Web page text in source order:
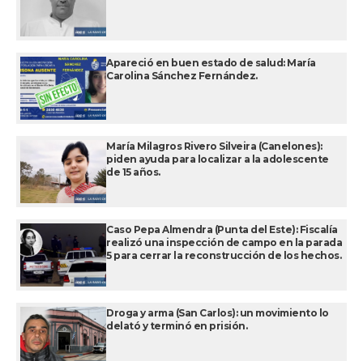
Apareció en buen estado de salud: María
Carolina Sánchez Fernández.
María Milagros Rivero Silveira (Canelones):
piden ayuda para localizar a la adolescente
de 15 años.
Caso Pepa Almendra (Punta del Este): Fiscalía
realizó una inspección de campo en la parada
5 para cerrar la reconstrucción de los hechos.
Droga y arma (San Carlos): un movimiento lo
delató y terminó en prisión.